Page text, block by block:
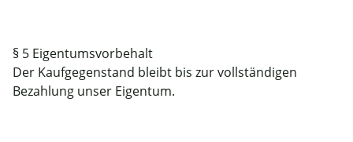
§ 5 Eigentumsvorbehalt
Der Kaufgegenstand bleibt bis zur vollständigen
Bezahlung unser Eigentum.